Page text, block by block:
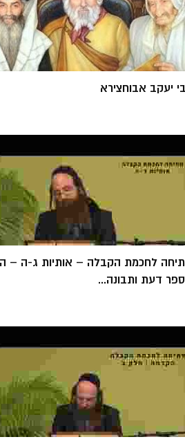
יעקב אבוחצירא
לחכמת הקבלה – אותיות ג-ה –
דעת ותבונה...